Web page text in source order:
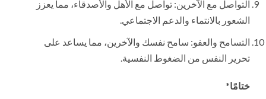
التواصل مع الآخرين: تواصل مع الأهل والأصدقاء، مما يعزز
الشعور بالانتماء والدعم الاجتماعي.
التسامح والعفو: سامح نفسك والآخرين، مما يساعد على
تحرير النفس من الضغوط النفسية.
ختامًا*